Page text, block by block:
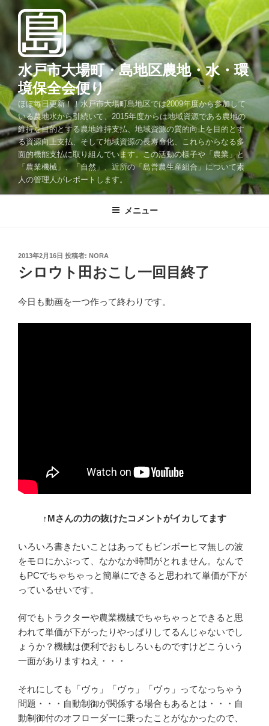
ス
キ
ッ
プ
水戸市大場町・島地区農地・水・環
境保全会便り
ほぼ毎日更新！！水戸市大場町島地区では2009年度から参加して
いる農地水から引続いて、2015年度からは地域資源である農地の
維持を目的とする農地維持支払、地域資源の質的向上を目的とす
る資源向上支払、そして地域資源の長寿命化、これらからなる多
面的機能支払に取り組んでいます。この活動の様子や「農業」と
「農業機械」、「自然」、近所の「島営農生産組合」について素
人の管理人がレポートします。
メニュー
投
稿
日:
2013年2月16日 投稿者: NORA
シロウト田おこし一回目終了
今日も動画を一つ作って終わりです。
↑Mさんの力の抜けたコメントがイカしてます
いろいろ書きたいことはあってもビンボーヒマ無しの波
をモロにかぶって、なかなか時間がとれません。なんで
もPCでちゃちゃっと簡単にできると思われて単価が下が
っているせいです。
何でもトラクターや農業機械でちゃちゃっとできると思
われて単価が下がったりやっぱりしてるんじゃないでし
ょうか？機械は便利でおもしろいものですけどこういう
一面がありますねえ・・・
それにしても「ヴゥ」「ヴゥ」「ヴゥ」ってなっちゃう
問題・・・自動制御が関係する場合もあるとは・・・自
動制御付のオフローダーに乗ったことがなかったので、